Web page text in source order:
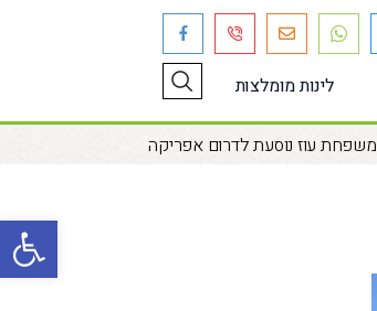
פתח סרגל נגישות
לינות מומלצות
משפחת עוז נוסעת לדרום אפריקה